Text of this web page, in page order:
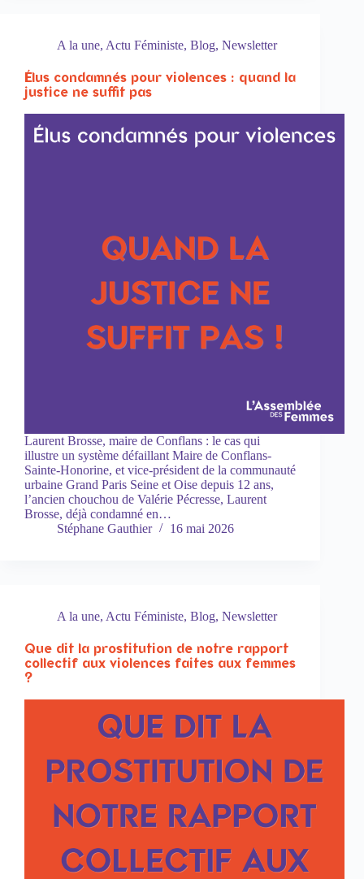
A la une, Actu Féministe, Blog, Newsletter
Élus condamnés pour violences : quand la
justice ne suffit pas
Laurent Brosse, maire de Conflans : le cas qui
illustre un système défaillant Maire de Conflans-
Sainte-Honorine, et vice-président de la communauté
urbaine Grand Paris Seine et Oise depuis 12 ans,
l’ancien chouchou de Valérie Pécresse, Laurent
Brosse, déjà condamné en…
Stéphane Gauthier
16 mai 2026
A la une, Actu Féministe, Blog, Newsletter
Que dit la prostitution de notre rapport
collectif aux violences faites aux femmes
?